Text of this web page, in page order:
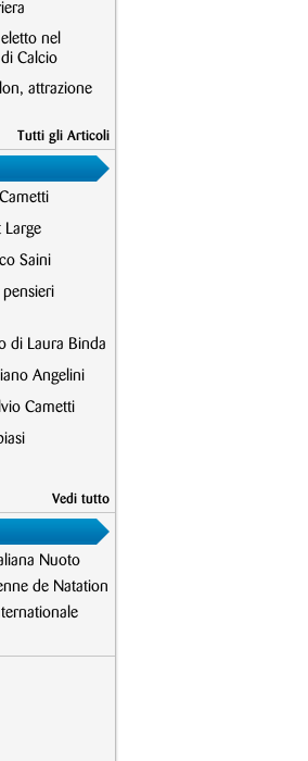
nel
Calcio
attrazione
Tutti gli Articoli
Large
Saini
di Laura Binda
Angelini
Cametti
Vedi tutto
Nuoto
de Natation